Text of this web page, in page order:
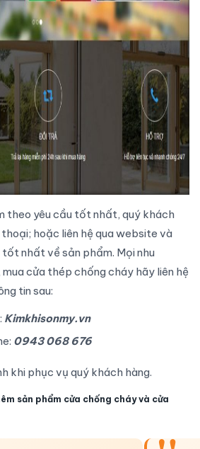
theo yêu cầu tốt nhất, quý khách
thoại; hoặc liên hệ qua website và
nhất về sản phẩm. Mọi nhu
cửa thép chống cháy hãy liên hệ
tin sau:
Kimkhisonmy.vn
0943 068 676
khi phục vụ quý khách hàng.
sản phẩm cửa chống cháyvà cửa